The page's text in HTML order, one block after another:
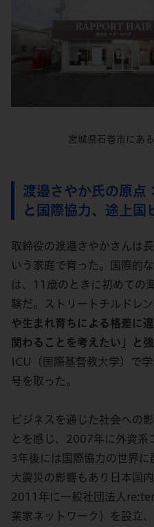
宮城県石巻市にあ
渡邉さやか氏の原点
と国際協力、途上国
取締役の渡邉さやかさんは
いう家庭で育った。国際的
は、11歳のときに初めての
験だ。ストリートチルドレ
や生まれ育ちによる格差に
関わることを考えたい」と
ICU（国際基督教大学）で
号を取った。
ビジネスを通じた社会への
とを感じ、2007年に外資系
3年後には国際協力の世界
大震災の影響もあり日本国
2011年に一般社団法人
業家ネットワーク）を設立